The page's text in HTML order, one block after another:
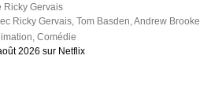
Ricky Gervais
Ricky Gervais ,Tom Basden ,Andrew Brooke
,Comédie
2026 sur Netflix